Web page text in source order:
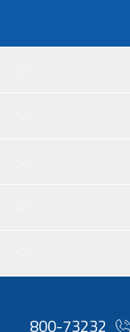
800-73232